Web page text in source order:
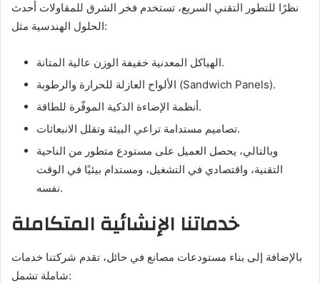
نظرًا للتطور التقني السريع، تستخدم فخر الشرق للمقاولات أحدث
الحلول الهندسية مثل:
الهياكل المعدنية خفيفة الوزن عالية المتانة.
الألواح العازلة للحرارة والرطوبة (Sandwich Panels).
أنظمة الإضاءة الذكية الموفّرة للطاقة.
تصاميم مستدامة تراعي البيئة وتقلل الانبعاثات.
وبالتالي، يحصل العميل على مستودع متطور من الناحية
التقنية، واقتصادي في التشغيل، ومستدام بيئيًا في الوقت
نفسه.
خدماتنا الإنشائية المتكاملة
بالإضافة إلى بناء مستودعات مصانع في حائل، تقدم شركتنا خدمات
شاملة تشمل: